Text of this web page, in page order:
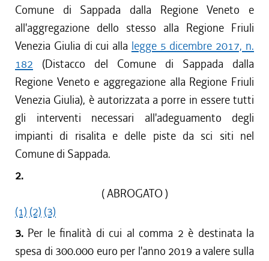
Comune di Sappada dalla Regione Veneto e
all'aggregazione dello stesso alla Regione Friuli
Venezia Giulia di cui alla legge 5 dicembre 2017, n.
182 (Distacco del Comune di Sappada dalla
Regione Veneto e aggregazione alla Regione Friuli
Venezia Giulia), è autorizzata a porre in essere tutti
gli interventi necessari all'adeguamento degli
impianti di risalita e delle piste da sci siti nel
Comune di Sappada.
2.
( ABROGATO )
(1) (2) (3)
3. Per le finalità di cui al comma 2 è destinata la
spesa di 300.000 euro per l'anno 2019 a valere sulla